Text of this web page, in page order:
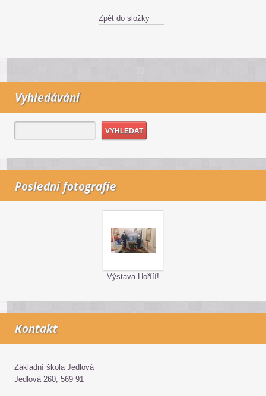
Zpět do složky
Vyhledávání
Poslední fotografie
Výstava Hořííí!
Kontakt
Základní škola Jedlová
Jedlová 260, 569 91